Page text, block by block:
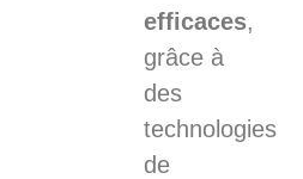
efficaces,
grâce à
des
technologies
de